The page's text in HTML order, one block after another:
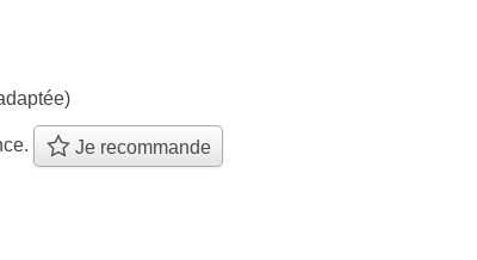
Je recommande